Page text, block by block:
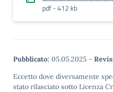
pdf - 412 kb
Pubblicato: 05.05.2025 -
Eccetto dove diversamente
stato rilasciato sotto Licenza